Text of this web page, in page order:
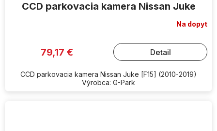
CCD parkovacia kamera Nissan Juke
Na dopyt
79,17 € Detail
CCD parkovacia kamera Nissan Juke [F15] (2010-2019)
Výrobca: G-Park